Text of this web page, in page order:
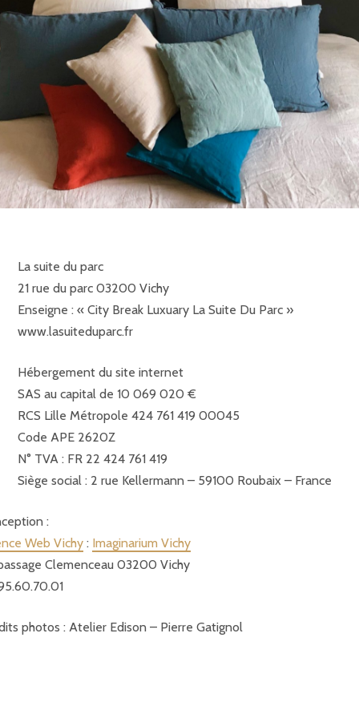
La suite du parc
21 rue du parc 03200 Vichy
Enseigne : « City Break Luxuary La Suite Du Parc »
www.lasuiteduparc.fr
Hébergement du site internet
SAS au capital de 10 069 020 €
RCS Lille Métropole 424 761 419 00045
Code APE 2620Z
N° TVA : FR 22 424 761 419
Siège social : 2 rue Kellermann – 59100 Roubaix – France
:
Web Vichy : Imaginarium Vichy
Clemenceau 03200 Vichy
photos : Atelier Edison – Pierre Gatignol